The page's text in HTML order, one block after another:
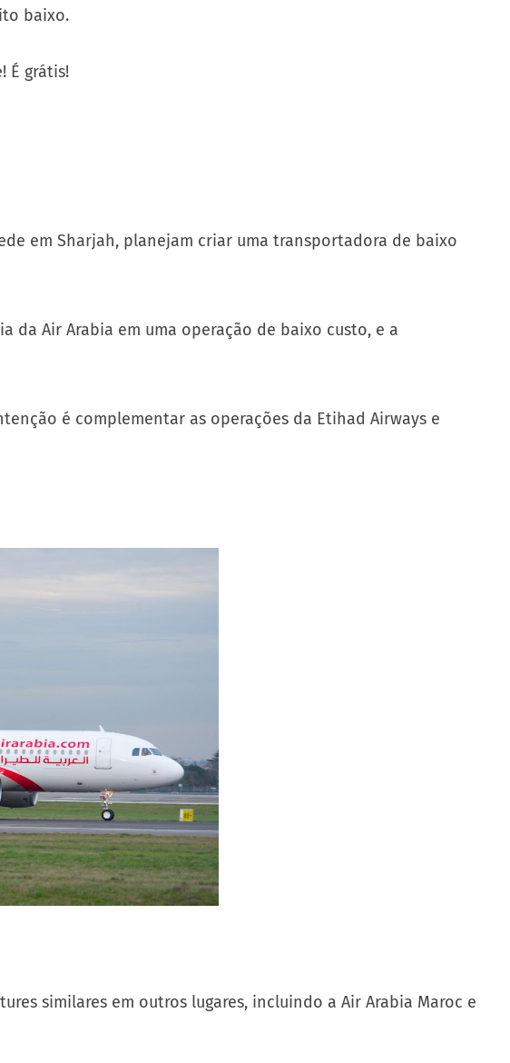
baixo.
É grátis!
em Sharjah, planejam criar uma transportadora de baixo
da Air Arabia em uma operação de baixo custo, e a
é complementar as operações da Etihad Airways e
similares em outros lugares, incluindo a Air Arabia Maroc e